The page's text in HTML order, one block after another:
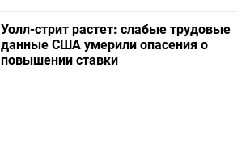
Уолл-стрит растет: слабые трудовые
данные США умерили опасения о
повышении ставки